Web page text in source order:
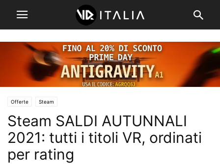
Offerte Steam
Steam SALDI AUTUNNALI
2021: tutti i titoli VR, ordinati
per rating